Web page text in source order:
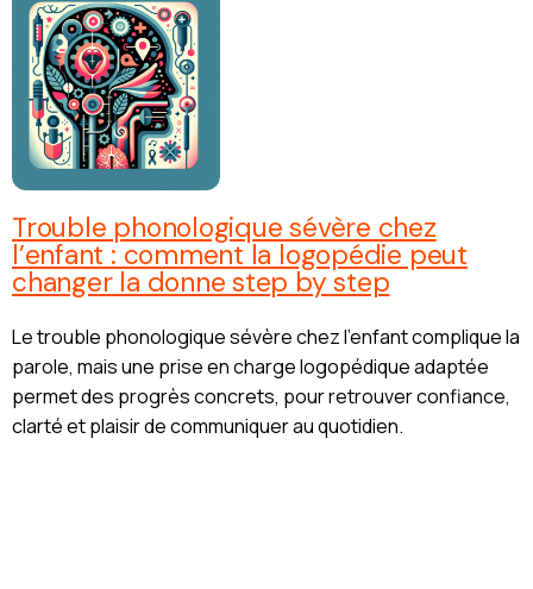
Trouble phonologique sévère chez
l’enfant : comment la logopédie peut
changer la donne step by step
Le trouble phonologique sévère chez l’enfant complique la
parole, mais une prise en charge logopédique adaptée
permet des progrès concrets, pour retrouver confiance,
clarté et plaisir de communiquer au quotidien.